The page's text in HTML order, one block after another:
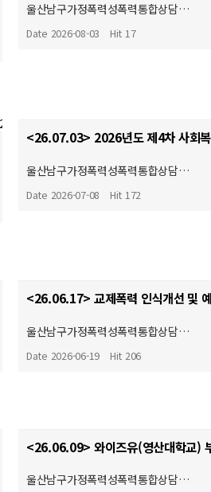
울산남구가정폭력성폭력통합상담…
Date 2026-08-03 Hit 17
울산남구가정폭력성폭력통합상담…
Date 2026-07-08 Hit 172
울산남구가정폭력성폭력통합상담…
Date 2026-06-19 Hit 206
울산남구가정폭력성폭력통합상담…